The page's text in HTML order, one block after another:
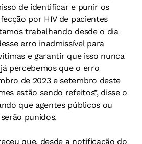
de identificar e punir os
por HIV de pacientes
trabalhando desde o dia
erro inadmissível para
e garantir que isso nunca
percebemos que o erro
de 2023 e setembro deste
estão sendo refeitos”, disse o
que agentes públicos ou
punidos.
que, desde a notificação do